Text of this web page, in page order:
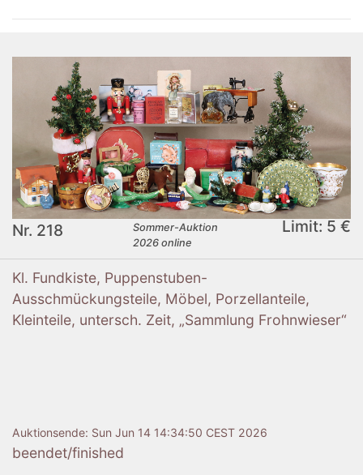
Nr. 218
Sommer-Auktion
2026 online
Limit: 5 €
Kl. Fundkiste, Puppenstuben-
Ausschmückungsteile, Möbel, Porzellanteile,
Kleinteile, untersch. Zeit, „Sammlung Frohnwieser“
Auktionsende: Sun Jun 14 14:34:50 CEST 2026
beendet/finished